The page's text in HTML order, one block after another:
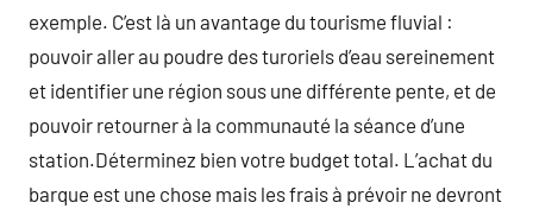
exemple. C’est là un avantage du tourisme fluvial :
pouvoir aller au poudre des turoriels d’eau sereinement
et identifier une région sous une différente pente, et de
pouvoir retourner à la communauté la séance d’une
station.Déterminez bien votre budget total. L’achat du
barque est une chose mais les frais à prévoir ne devront